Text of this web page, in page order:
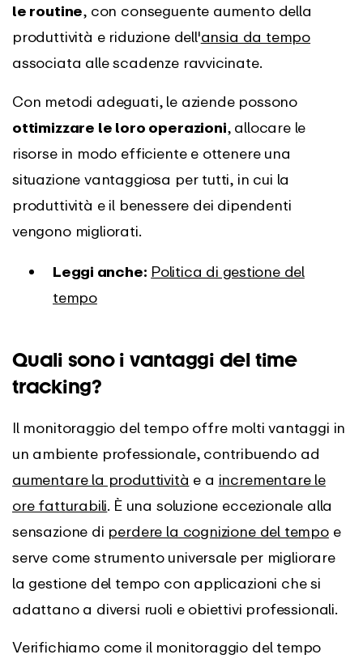
le routine, con conseguente aumento della
produttività e riduzione dell'ansia da tempo
associata alle scadenze ravvicinate.
Con metodi adeguati, le aziende possono
ottimizzare le loro operazioni, allocare le
risorse in modo efficiente e ottenere una
situazione vantaggiosa per tutti, in cui la
produttività e il benessere dei dipendenti
vengono migliorati.
Leggi anche: Politica di gestione del
tempo
Quali sono i vantaggi del time
tracking?
Il monitoraggio del tempo offre molti vantaggi in
un ambiente professionale, contribuendo ad
aumentare la produttività e a incrementare le
ore fatturabili. È una soluzione eccezionale alla
sensazione di perdere la cognizione del tempoe
serve come strumento universale per migliorare
la gestione del tempo con applicazioni che si
adattano a diversi ruoli e obiettivi professionali.
Verifichiamo come il monitoraggio del tempo